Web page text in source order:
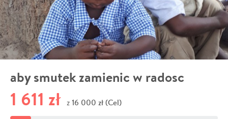
aby smutek zamienic w radosc
1 611 zł z 16 000 zł (Cel)